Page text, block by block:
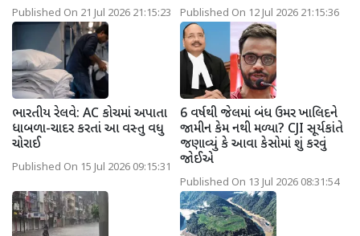
Published On 21 Jul 2026 21:15:23 Published On 12 Jul 2026 21:15:36
ભારતીય રેલવે: AC કોચમાં અપાતા
ધાબળા-ચાદર કરતાં આ વસ્તુ વધુ
ચોરાઈ
Published On 15 Jul 2026 09:15:31
6 વર્ષથી જેલમાં બંધ ઉમર ખાલિદને
જામીન કેમ નથી મળ્યા? CJI સૂર્યકાંતે
જણાવ્યું કે આવા કેસોમાં શું કરવું
જોઈએ
Published On 13 Jul 2026 08:31:54